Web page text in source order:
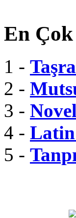
En
1 -
2 -
3 -
4 -
5 -